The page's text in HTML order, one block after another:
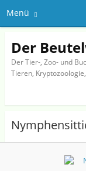
Menü
Der
Der Tier-, Zoo- und
Tieren,